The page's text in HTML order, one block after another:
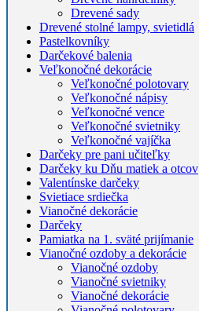
Drevené sady
Drevené stolné lampy, svietidlá
Pastelkovníky
Darčekové balenia
Veľkonočné dekorácie
Veľkonočné polotovary
Veľkonočné nápisy
Veľkonočné vence
Veľkonočné svietniky
Veľkonočné vajíčka
Darčeky pre pani učiteľky
Darčeky ku Dňu matiek a otcov
Valentínske darčeky
Svietiace srdiečka
Vianočné dekorácie
Darčeky
Pamiatka na 1. sväté prijímanie
Vianočné ozdoby a dekorácie
Vianočné ozdoby
Vianočné svietniky
Vianočné dekorácie